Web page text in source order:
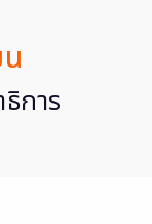
การ